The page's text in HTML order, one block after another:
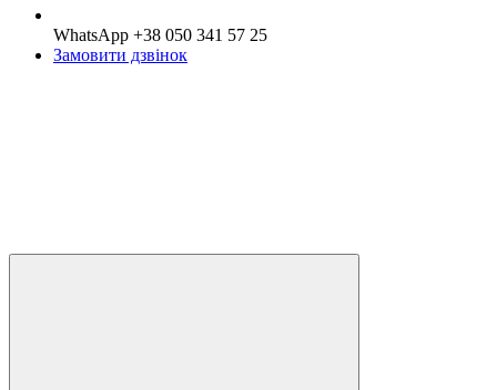
WhatsApp +38 050 341 57 25
Замовити дзвінок